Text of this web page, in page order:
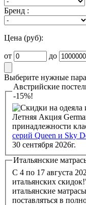
Бренд :
Цена (руб):
от до
Выберите нужные
Австрийские
-15%!
Летняя Акция
принадлежности
серий Queen и Sky
30 сентября 2026г.
Итальянские
С 4 по 17 августа
итальянских
итальянские
поставляться в